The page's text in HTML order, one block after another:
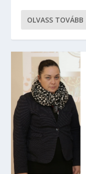
OLVASS TOVÁBB